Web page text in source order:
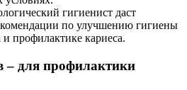
гигиенист даст
по улучшению гигиены
и профилактике кариеса.
– для профилактики